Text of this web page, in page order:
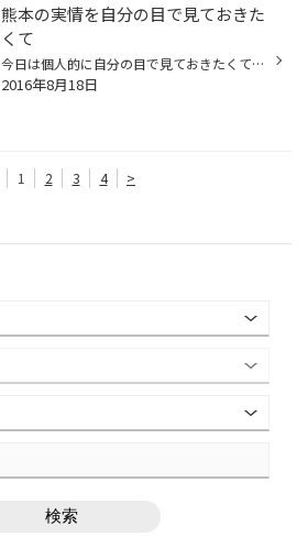
熊本の実情を自分の目で見ておきた
くて
今日は個人的に自分の目で見ておきたくて車を走らせました。 下道で甘木方面から大観望経由で阿蘇神社へ、いつも利用する212号線は通行止めの箇所があり 大分方面から迂回ルートを使い杖立温泉へ向かいました。 大観望では多くの観光客の方々がいらっしゃいましたが 普段だともっと多くの観光客がい...
2016年8月18日
1 2 3 4 >